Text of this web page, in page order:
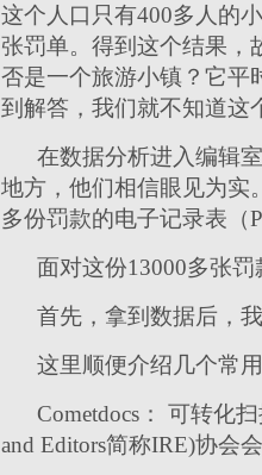
这个人口只有400多人的
张罚单。得到这个结果，
否是一个旅游小镇？它平
到解答，我们就不知道这
在数据分析进入编辑
地方，他们相信眼见为实
多份罚款的电子记录表（
面对这份13000多张
首先，拿到数据后，
这里顺便介绍几个常
Cometdocs： 可转化
and Editors简称IRE)协会